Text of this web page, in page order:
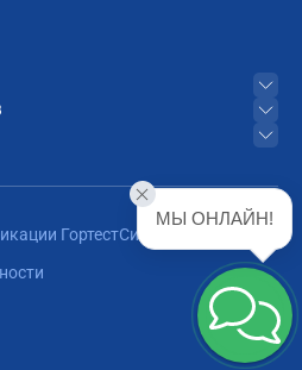
ГортестСибирь. Все права
МЫ ОНЛАЙН!